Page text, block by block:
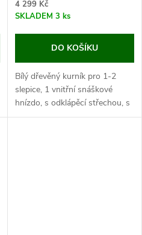
4 299 Kč
SKLADEM 3 ks
DO KOŠÍKU
Bílý dřevěný kurník pro 1-2
slepice, 1 vnitřní snáškové
hnízdo, s odklápěcí střechou, s
rozměry kurníku 160x80x75